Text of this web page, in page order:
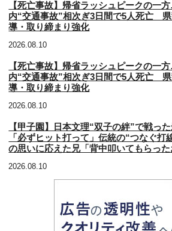
【死亡事故】帰省ラッシュピークの一
内“交通事故”相次ぎ3日間で5人死亡
導・取り締まり強化
2026.08.10
【死亡事故】帰省ラッシュピークの一
内“交通事故”相次ぎ3日間で5人死亡
導・取り締まり強化
2026.08.10
【甲子園】日本文理“双子の絆”で戦っ
「必ずヒット打って」伝統の“つなぐ打
の思いに応えた兄「背中叩いてもらった
2026.08.10